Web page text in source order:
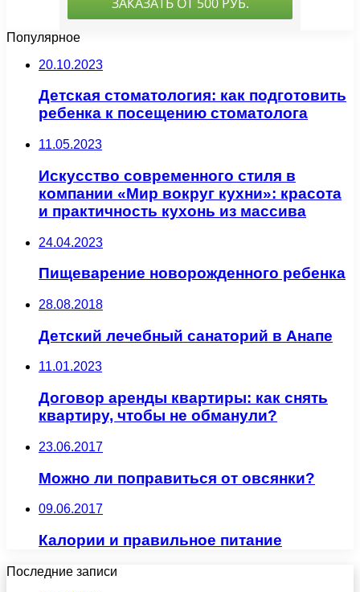
Популярное
20.10.2023
Детская стоматология: как подготовить
ребенка к посещению стоматолога
11.05.2023
Искусство современного стиля в
компании «Мир вокруг кухни»: красота
и практичность кухонь из массива
24.04.2023
Пищеварение новорожденного ребенка
28.08.2018
Детский лечебный санаторий в Анапе
11.01.2023
Договор аренды квартиры: как снять
квартиру, чтобы не обманули?
23.06.2017
Можно ли поправиться от овсянки?
09.06.2017
Калории и правильное питание
Последние записи